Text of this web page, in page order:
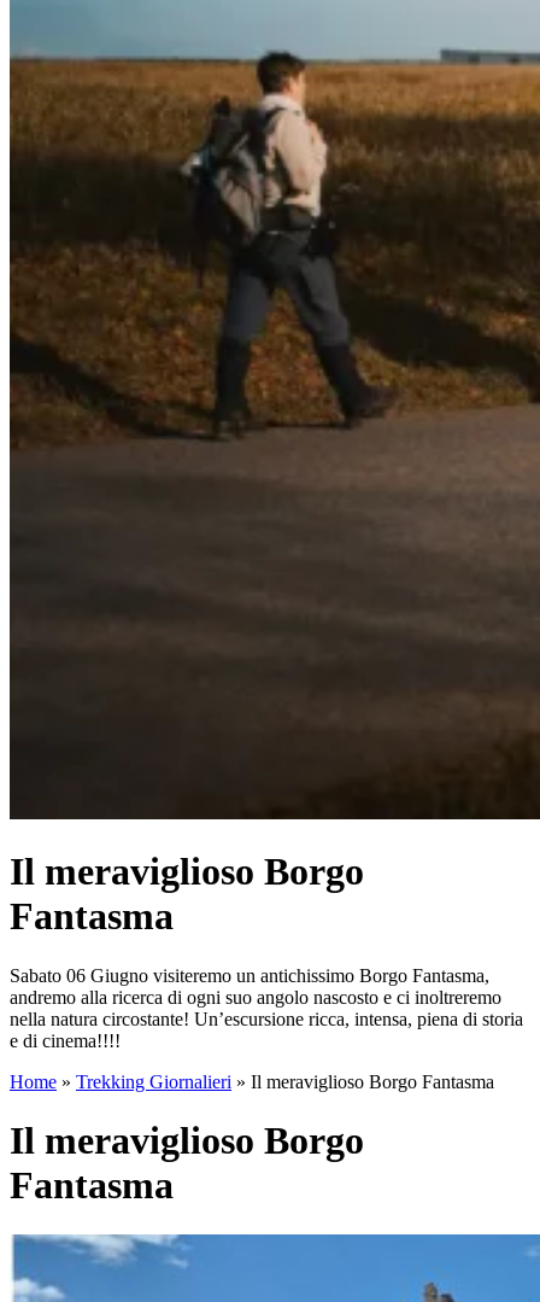
Il meraviglioso Borgo
Fantasma
Sabato 06 Giugno visiteremo un antichissimo Borgo Fantasma,
andremo alla ricerca di ogni suo angolo nascosto e ci inoltreremo
nella natura circostante! Un’escursione ricca, intensa, piena di storia
e di cinema!!!!
Home » Trekking Giornalieri » Il meraviglioso Borgo Fantasma
Il meraviglioso Borgo
Fantasma